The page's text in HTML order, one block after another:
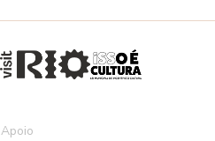
Apoio